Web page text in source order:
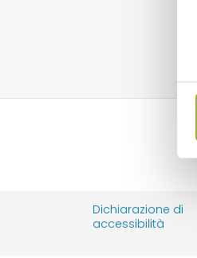
Dichiarazione di
accessibilità